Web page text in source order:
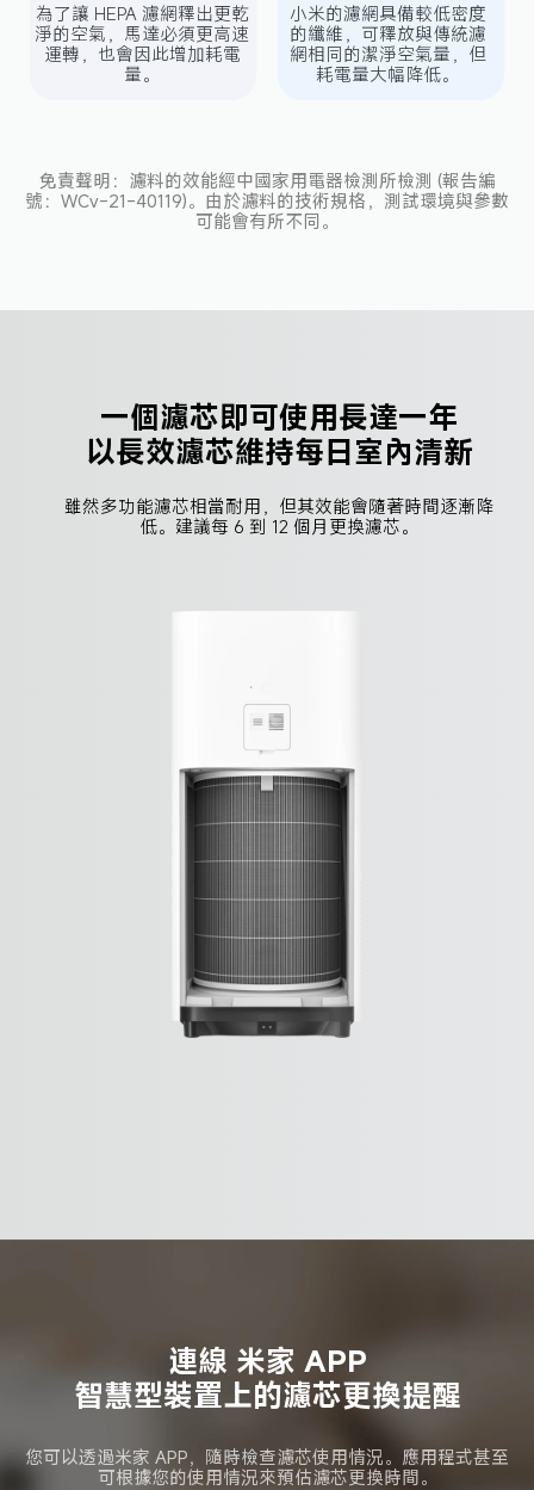
為了讓 HEPA 濾網釋出更乾
淨的空氣，馬達必須更高速
運轉，也會因此增加耗電
量。
小米的濾網具備較低密度
的纖維，可釋放與傳統濾
網相同的潔淨空氣量，但
耗電量大幅降低。
免責聲明：濾料的效能經中國家用電器檢測所檢測 (報告編
號：WCv-21-40119)。由於濾料的技術規格，測試環境與參數
可能會有所不同。
一個濾芯即可使用長達一年
以長效濾芯維持每日室內清新
雖然多功能濾芯相當耐用，但其效能會隨著時間逐漸降
低。建議每 6 到 12 個月更換濾芯。
連線 米家 APP
智慧型裝置上的濾芯更換提醒
您可以透過米家 APP，隨時檢查濾芯使用情況。應用程式甚至
可根據您的使用情況來預估濾芯更換時間。